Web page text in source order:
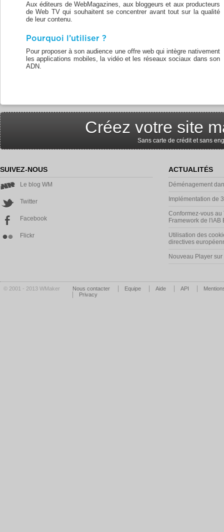
Aux éditeurs de WebMagazines, aux bloggeurs et aux producteurs
de Web TV qui souhaitent se concentrer avant tout sur la qualité
de leur contenu.
Pourquoi l’utiliser ?
Pour proposer à son audience une offre web qui intègre nativement
les applications mobiles, la vidéo et les réseaux sociaux dans son
ADN.
Créez votre site
Sans carte de crédit et sans
SUIVEZ-NOUS
Le blog WM
Twitter
Facebook
Flickr
ACTUALITÉS
Déménagement
Implémentation de
Conformez-vous
Framework de l'iAB
Utilisation des
directives
Nouveau Player sur
© 2001 - 2013 WMaker Nous contacter Equipe Aide API
Privacy